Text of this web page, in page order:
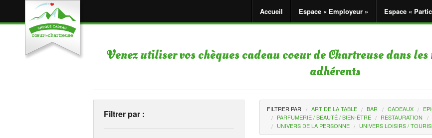
Accueil Espace « Employeur » Espace «
Venez utiliser vos chèques cadeau coeur de Chartreuse dans
adhérents
Filtrer par : FILTRER PAR ART DE LA TABLE BAR CADEAUX
PARFUMERIE / BEAUTÉ / BIEN-ÊTRE
RESTAURATION
UNIVERS DE LA PERSONNE
UNIVERS LOISIRS /